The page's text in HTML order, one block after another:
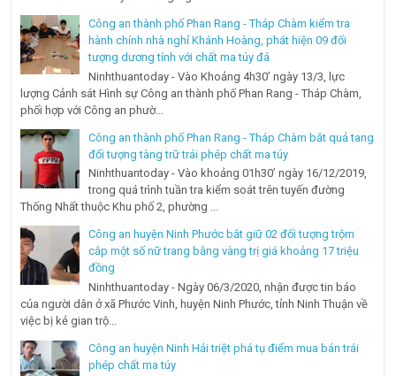
Công an thành phố Phan Rang - Tháp Chàm kiểm tra
hành chính nhà nghỉ Khánh Hoàng, phát hiện 09 đối
tượng dương tính với chất ma túy đá
Ninhthuantoday - Vào Khoảng 4h30’ ngày 13/3, lực
lượng Cảnh sát Hình sự Công an thành phố Phan Rang - Tháp Chàm,
phối hợp với Công an phườ...
Công an thành phố Phan Rang - Tháp Chàm bắt quả tang
đối tượng tàng trữ trái phép chất ma túy
Ninhthuantoday - Vào khoảng 01h30’ ngày 16/12/2019,
trong quá trình tuần tra kiểm soát trên tuyến đường
Thống Nhất thuộc Khu phố 2, phường ...
Công an huyện Ninh Phước bắt giữ 02 đối tượng trộm
cắp một số nữ trang bằng vàng trị giá khoảng 17 triệu
đồng
Ninhthuantoday - Ngày 06/3/2020, nhận được tin báo
của người dân ở xã Phước Vinh, huyện Ninh Phước, tỉnh Ninh Thuận về
việc bị kẻ gian trộ...
Công an huyện Ninh Hải triệt phá tụ điểm mua bán trái
phép chất ma túy